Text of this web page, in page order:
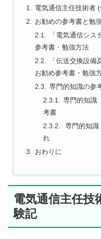
電気通信主任技術者
お勧めの参考書と勉
「電気通信シ
参考書・勉強方法
「伝送交換設
お勧め参考書・勉強
専門的知識の参
専門的知識
考書
専門的知識
れ
おわりに
電気通信主任技
験記